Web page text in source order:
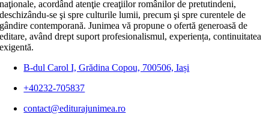
naţionale, acordând atenţie creaţiilor românilor de pretutindeni,
deschizându-se şi spre culturile lumii, precum şi spre curentele de
gândire contemporană. Junimea vă propune o ofertă generoasă de
editare, având drept suport profesionalismul, experiența, continuitatea
exigentă.
B-dul Carol I, Grădina Copou, 700506, Iași
+40232-705837
contact@editurajunimea.ro